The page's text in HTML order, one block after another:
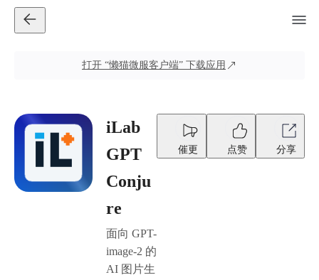
打开 “懒猫微服客户端” 下载应用
iLab
GPT
Conju
re
面向 GPT-
image-2 的
AI 图片生
催更 点赞 分享